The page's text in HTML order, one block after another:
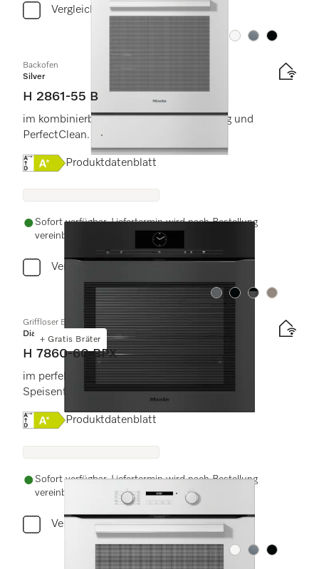
Vergleichen
Farbe:Farbe:Farbe:
Backofen
Silver
H 2861-55 B
im kombinierbaren Design mit Vernetzung und
PerfectClean.
Onlinelabel Image, Energielabel
Produktdatenblatt
Sofort verfügbar. Liefertermin wird nach Bestellung
vereinbart.
Vergleichen
+ Gratis Bräter
Farbe:Farbe:Farbe:Farbe:
Griffloser Backofen
Diamond
H 7860-60 BPX
im perfekt kombinierbaren Design mit
Speisenthermometer und BrilliantLight.
Onlinelabel Image, Energielabel
Produktdatenblatt
Sofort verfügbar. Liefertermin wird nach Bestellung
vereinbart.
Vergleichen
Farbe:Farbe:Farbe: